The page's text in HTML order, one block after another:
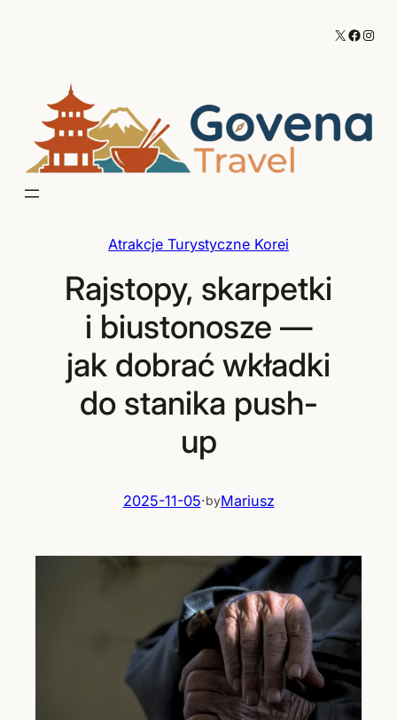
X
Atrakcje Turystyczne Korei
Rajstopy, skarpetki
i biustonosze —
jak dobrać wkładki
do stanika push-
up
2025-11-05·byMariusz